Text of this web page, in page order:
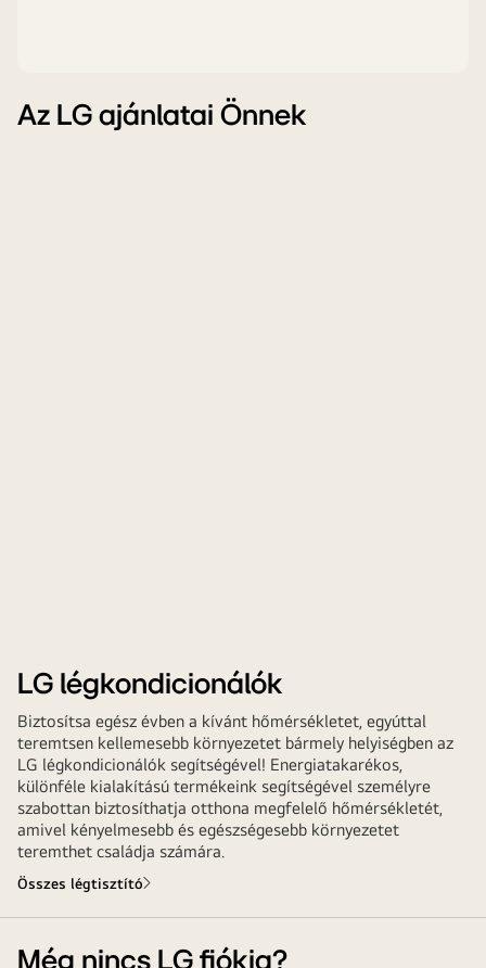
Az LG ajánlatai Önnek
LG légkondicionálók
Biztosítsa egész évben a kívánt hőmérsékletet, egyúttal
teremtsen kellemesebb környezetet bármely helyiségben az
LG légkondicionálók segítségével! Energiatakarékos,
különféle kialakítású termékeink segítségével személyre
szabottan biztosíthatja otthona megfelelő hőmérsékletét,
amivel kényelmesebb és egészségesebb környezetet
teremthet családja számára.
Összes légtisztító
Még nincs LG fiókja?